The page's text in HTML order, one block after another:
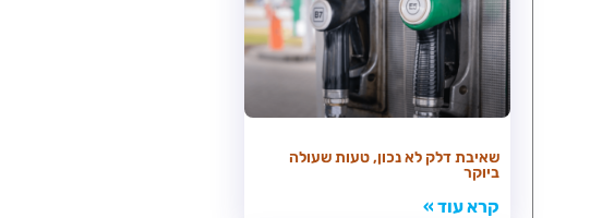
שאיבת דלק לא נכון, טעות שעולה
ביוקר
קרא עוד »